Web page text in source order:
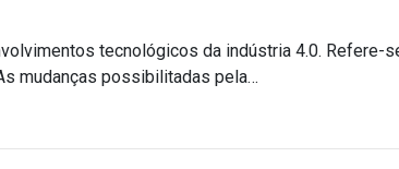
tecnológicos da indústria 4.0. Refere-
mudanças possibilitadas pela…